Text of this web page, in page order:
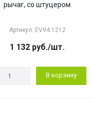
рычаг, со штуцером
Артикул: EV94.1212
1 132 руб./шт.
В корзину